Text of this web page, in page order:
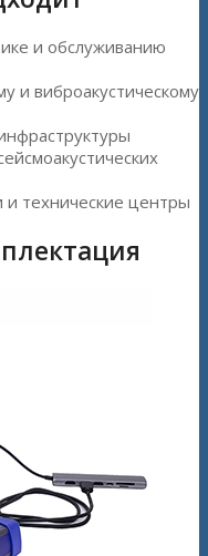
и обслуживанию
и виброакустическому
технические центры